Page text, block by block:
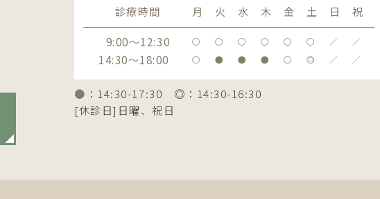
診療時間 月 火 水 木 金 土 日
祝
9:00～12:30
〇 〇 〇 〇 〇 〇 ／ ／
14:30～18:00 〇 ● ● ● 〇 ◎ ／ ／
● ：14:30-17:30 ◎：14:30-16:30
[休診日]日曜、祝日